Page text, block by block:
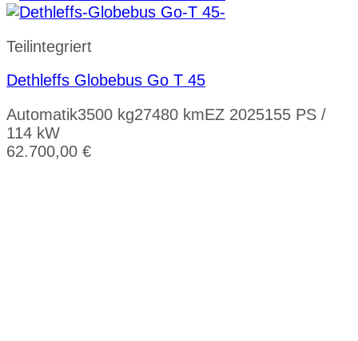
Teilintegriert
Dethleffs Globebus Go T 45
Automatik3500 kg27480 kmEZ 2025155 PS /
114 kW
62.700,00 €